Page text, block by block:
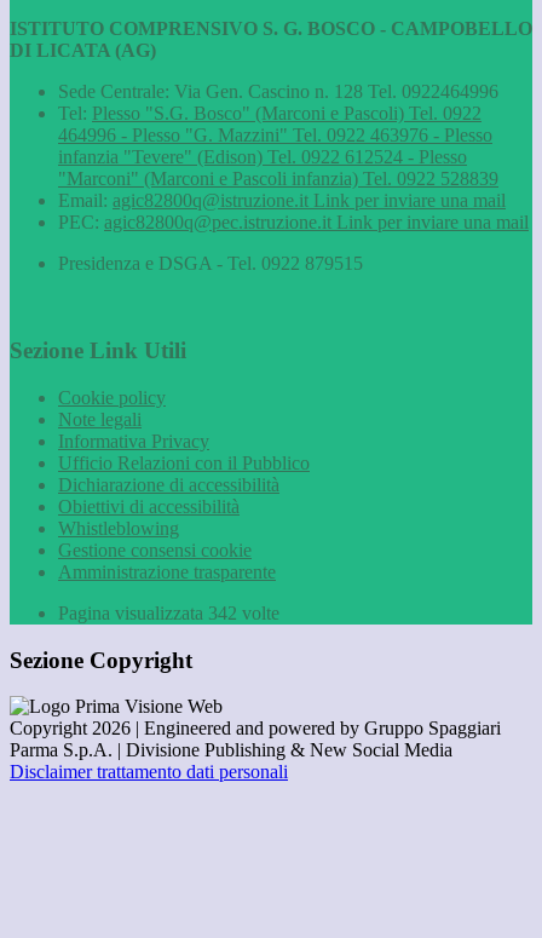
ISTITUTO COMPRENSIVO S. G. BOSCO - CAMPOBELLO
DI LICATA (AG)
Sede Centrale: Via Gen. Cascino n. 128 Tel. 0922464996
Tel: Plesso "S.G. Bosco" (Marconi e Pascoli) Tel. 0922
464996 - Plesso "G. Mazzini" Tel. 0922 463976 - Plesso
infanzia "Tevere" (Edison) Tel. 0922 612524 - Plesso
"Marconi" (Marconi e Pascoli infanzia) Tel. 0922 528839
Email: agic82800q@istruzione.it Link per inviare una mail
PEC: agic82800q@pec.istruzione.it Link per inviare una mail
Presidenza e DSGA - Tel. 0922 879515
Sezione Link Utili
Cookie policy
Note legali
Informativa Privacy
Ufficio Relazioni con il Pubblico
Dichiarazione di accessibilità
Obiettivi di accessibilità
Whistleblowing
Gestione consensi cookie
Amministrazione trasparente
Pagina visualizzata 342 volte
Sezione Copyright
Copyright 2026 | Engineered and powered by Gruppo Spaggiari
Parma S.p.A. | Divisione Publishing & New Social Media
Disclaimer trattamento dati personali